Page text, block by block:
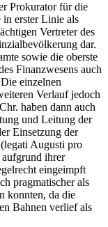
Prokurator für die
in erster Linie als
Vertreter des
dar.
sowie die oberste
Finanzwesens auch
einzelnen
Verlauf jedoch
haben dann auch
und Leitung der
Einsetzung der
Augusti pro
aufgrund ihrer
eingeimpft
pragmatischer als
konnten, da die
Bahnen verlief als